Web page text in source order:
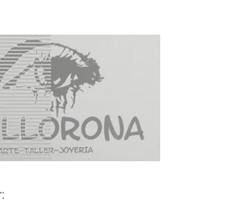
: